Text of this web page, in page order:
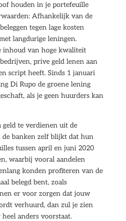
houden in je portefeuille
Afhankelijk van de
tegen lage kosten
langdurige leningen.
inhoud van hoge kwaliteit
prive geld lenen aan
script heeft. Sinds 1 januari
Di Rupo de groene lening
als je geen huurders kan
geld te verdienen uit de
de banken zelf blijkt dat hun
tussen april en juni 2020
waarbij vooral aandelen
konden profiteren van de
belegd bent, zoals
er voor zorgen dat jouw
verhuurd, dan zul je zien
anders voorstaat.